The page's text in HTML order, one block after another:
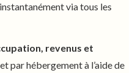
via tous les
revenus et
par hébergement à l’aide de